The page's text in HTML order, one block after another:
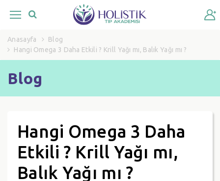
Anasayfa
Blog
Hangi Omega 3 Daha Etkili ? Krill Yağı mı, Balık Yağı mı ?
Blog
Hangi Omega 3 Daha
Etkili ? Krill Yağı mı,
Balık Yağı mı ?